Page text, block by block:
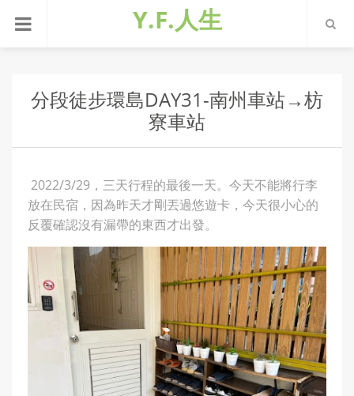
Y.F.人生
分段徒步環島DAY31-南州車站→枋
寮車站
2022/3/29，三天行程的最後一天。今天不能將行李
放在民宿，因為昨天才剛丟過悠遊卡，今天很小心的
反覆確認沒有漏帶的東西才出發。